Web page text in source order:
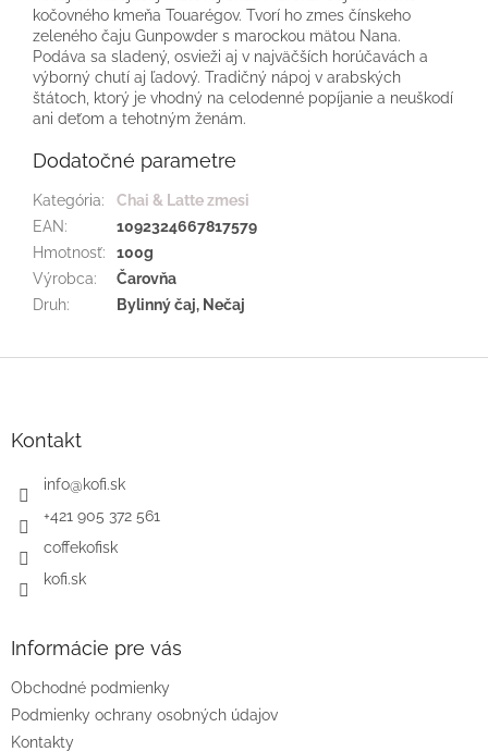
kočovného kmeňa Touarégov. Tvorí ho zmes čínskeho
zeleného čaju Gunpowder s marockou mätou Nana.
Podáva sa sladený, osvieži aj v najväčších horúčavách a
výborný chutí aj ľadový. Tradičný nápoj v arabských
štátoch, ktorý je vhodný na celodenné popíjanie a neuškodí
ani deťom a tehotným ženám.
Dodatočné parametre
Kategória:
Chai & Latte zmesi
EAN:
1092324667817579
Hmotnosť:
100g
Výrobca:
Čarovňa
Druh: Bylinný čaj, Nečaj
Kontakt
info@kofi.sk
+421 905 372 561
coffekofisk
kofi.sk
Informácie pre vás
Obchodné podmienky
Podmienky ochrany osobných údajov
Kontakty